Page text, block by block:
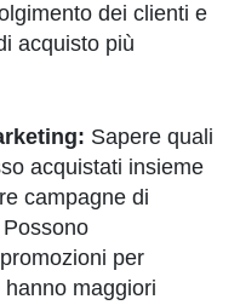
dei clienti e
acquisto più
Sapere quali
acquistati insieme
campagne di
per
maggiori